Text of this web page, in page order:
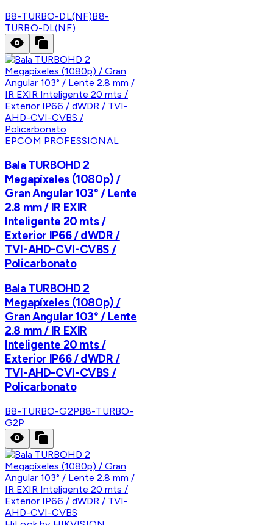
B8-TURBO-DL(NF)B8-
TURBO-DL(NF)
EPCOM PROFESSIONAL
Bala TURBOHD 2
Megapíxeles (1080p) /
Gran Angular 103° / Lente
2.8 mm / IR EXIR
Inteligente 20 mts /
Exterior IP66 / dWDR /
TVI-AHD-CVI-CVBS /
Policarbonato
Bala TURBOHD 2
Megapíxeles (1080p) /
Gran Angular 103° / Lente
2.8 mm / IR EXIR
Inteligente 20 mts /
Exterior IP66 / dWDR /
TVI-AHD-CVI-CVBS /
Policarbonato
B8-TURBO-G2PB8-TURBO-
G2P